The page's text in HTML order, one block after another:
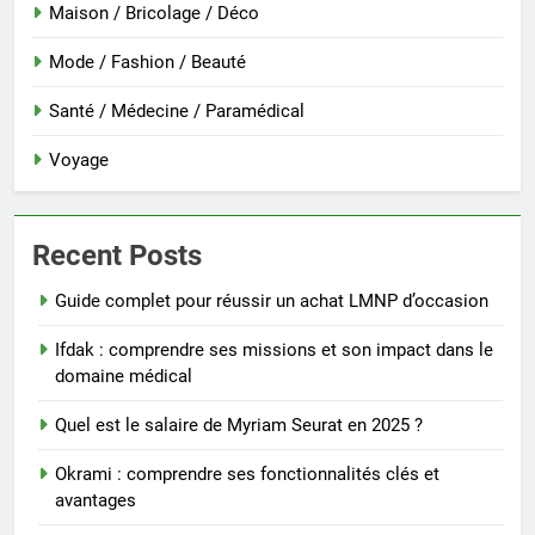
Maison / Bricolage / Déco
Mode / Fashion / Beauté
Santé / Médecine / Paramédical
Voyage
Recent Posts
Guide complet pour réussir un achat LMNP d’occasion
Ifdak : comprendre ses missions et son impact dans le
domaine médical
Quel est le salaire de Myriam Seurat en 2025 ?
Okrami : comprendre ses fonctionnalités clés et
avantages